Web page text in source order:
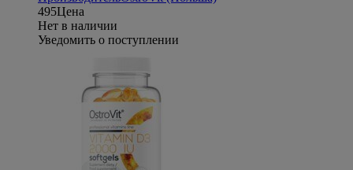
495Цена
Нет в наличии
Уведомить о поступлении